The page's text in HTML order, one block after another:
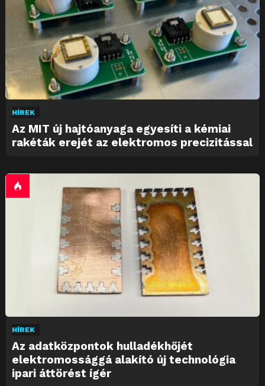
HÍREK
Az MIT új hajtóanyaga egyesíti a kémiai
rakéták erejét az elektromos precizitással
HÍREK
Az adatközpontok hulladékhőjét
elektromossággá alakító új technológia
ipari áttörést ígér